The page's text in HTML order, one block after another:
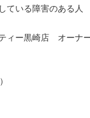
ている障害のある人
ー黒崎店 オーナ
）